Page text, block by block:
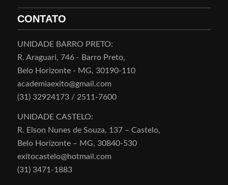
CONTATO
UNIDADE BARRO PRETO:
R. Araguari, 746 - Barro Preto,
Belo Horizonte - MG, 30190-110
academiaexito@gmail.com
(31) 32924173 / 2511-7600
UNIDADE CASTELO:
R. Elson Nunes de Souza, 137 – Castelo,
Belo Horizonte – MG, 30840-530
exitocastelo@hotmail.com
(31) 3471-1883